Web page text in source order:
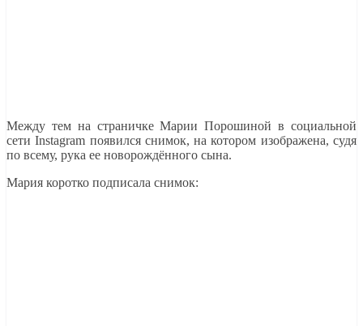
Между тем на страничке Марии Порошиной в социальной
сети Instagram появился снимок, на котором изображена, судя
по всему, рука ее новорождённого сына.
Мария коротко подписала снимок: